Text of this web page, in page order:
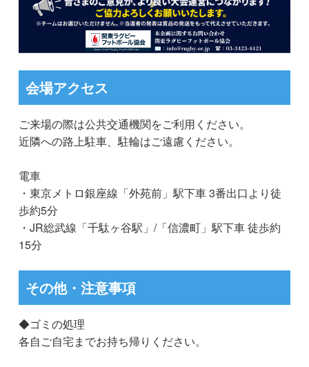
会場アクセス
ご来場の際は公共交通機関をご利用ください。
近隣への路上駐車、駐輪はご遠慮ください。
電車
・東京メトロ銀座線「外苑前」駅下⾞ 3番出⼝より徒
歩約5分
・JR総武線「千駄ヶ⾕駅」/「信濃町」駅下⾞ 徒歩約
15分
その他・注意事項
◆ゴミの処理
各自ご自宅までお持ち帰りください。